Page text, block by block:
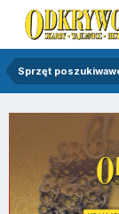
Sprzęt